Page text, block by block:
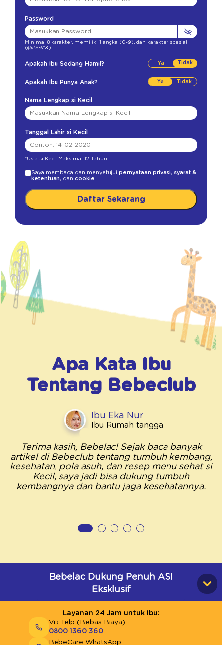
Password
Minimal 8 karakter, memiliki 1 angka (0-9) , dan karakter spesial
(@#$%^&)
Apakah Ibu Sedang Hamil? Tidak
Apakah Ibu Punya Anak? Ya
Nama Lengkap si Kecil
Tanggal Lahir si Kecil
*Usia si Kecil Maksimal 12 Tahun
Saya membaca dan menyetujui pernyataan privasi, syarat &
ketentuan, dan cookie.
Daftar Sekarang
Apa Kata Ibu
Tentang Bebeclub
Ibu Eka Nur
Ibu Rumah tangga
Terima kasih, Bebelac! Sejak baca banyak
artikel di Bebeclub tentang tumbuh kembang,
kesehatan, pola asuh, dan resep menu sehat si
Kecil, saya jadi bisa dukung tumbuh
kembangnya dan bantu jaga kesehatannya.
Bebelac Dukung Penuh ASI
Eksklusif
Layanan 24 Jam untuk Ibu:
Via Telp (Bebas Biaya)
0800 1360 360
BebeCare WhatsApp